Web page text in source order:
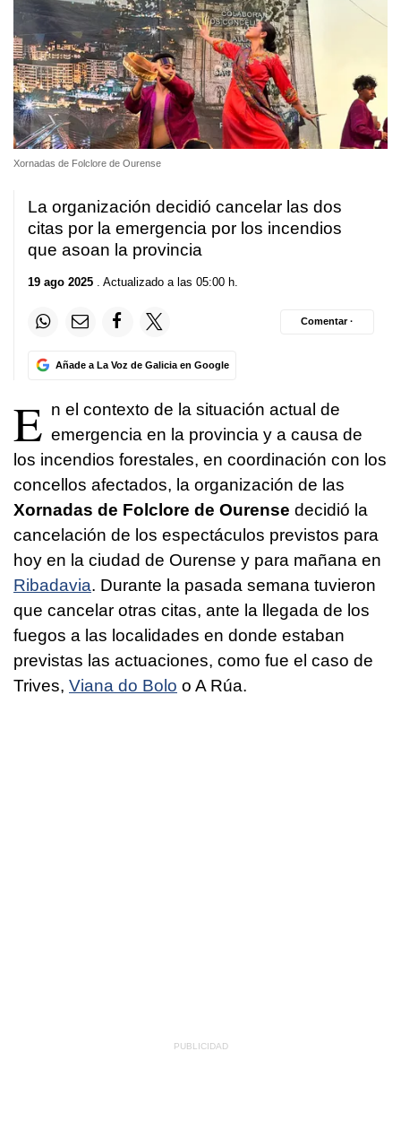
Xornadas de Folclore de Ourense
La organización decidió cancelar las dos
citas por la emergencia por los incendios
que asoan la provincia
19 ago 2025 . Actualizado a las 05:00 h.
Añade a La Voz de Galicia en Google
Comentar ·
E n el contexto de la situación actual de
emergencia en la provincia y a causa de
los incendios forestales, en coordinación con los
concellos afectados, la organización de las
Xornadas de Folclore de Ourense decidió la
cancelación de los espectáculos previstos para
hoy en la ciudad de Ourense y para mañana en
Ribadavia. Durante la pasada semana tuvieron
que cancelar otras citas, ante la llegada de los
fuegos a las localidades en donde estaban
previstas las actuaciones, como fue el caso de
Trives, Viana do Bolo o A Rúa.